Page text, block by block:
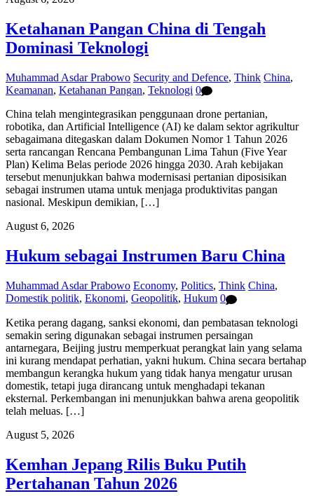
Ketahanan Pangan China di Tengah
Dominasi Teknologi
Muhammad Asdar Prabowo Security and Defence, Think China,
Keamanan, Ketahanan Pangan, Teknologi 0
China telah mengintegrasikan penggunaan drone pertanian,
robotika, dan Artificial Intelligence (AI) ke dalam sektor agrikultur
sebagaimana ditegaskan dalam Dokumen Nomor 1 Tahun 2026
serta rancangan Rencana Pembangunan Lima Tahun (Five Year
Plan) Kelima Belas periode 2026 hingga 2030. Arah kebijakan
tersebut menunjukkan bahwa modernisasi pertanian diposisikan
sebagai instrumen utama untuk menjaga produktivitas pangan
nasional. Meskipun demikian, […]
August 6, 2026
Hukum sebagai Instrumen Baru China
Muhammad Asdar Prabowo Economy, Politics, Think China,
Domestik politik, Ekonomi, Geopolitik, Hukum 0
Ketika perang dagang, sanksi ekonomi, dan pembatasan teknologi
semakin sering digunakan sebagai instrumen persaingan
antarnegara, Beijing justru memperkuat perangkat lain yang selama
ini kurang mendapat perhatian, yakni hukum. China secara bertahap
membangun kerangka hukum yang tidak hanya mengatur urusan
domestik, tetapi juga dirancang untuk menghadapi tekanan
eksternal. Perkembangan ini menunjukkan bahwa arena geopolitik
telah meluas. […]
August 5, 2026
Kemhan Jepang Rilis Buku Putih
Pertahanan Tahun 2026